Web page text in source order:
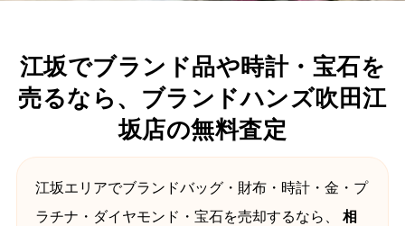
江坂でブランド品や時計・宝石を
売るなら、ブランドハンズ吹田江
坂店の無料査定
江坂エリアでブランドバッグ・財布・時計・金・プ
ラチナ・ダイヤモンド・宝石を売却するなら、 相